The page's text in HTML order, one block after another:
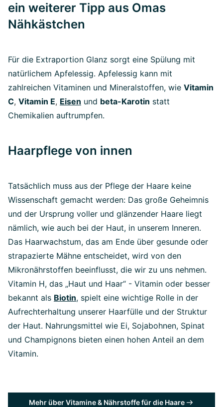
ein weiterer Tipp aus Omas
Nähkästchen
Für die Extraportion Glanz sorgt eine Spülung mit
natürlichem Apfelessig. Apfelessig kann mit
zahlreichen Vitaminen und Mineralstoffen, wie Vitamin
C, Vitamin E, Eisen und beta-Karotin statt
Chemikalien auftrumpfen.
Haarpflege von innen
Tatsächlich muss aus der Pflege der Haare keine
Wissenschaft gemacht werden: Das große Geheimnis
und der Ursprung voller und glänzender Haare liegt
nämlich, wie auch bei der Haut, in unserem Inneren.
Das Haarwachstum, das am Ende über gesunde oder
strapazierte Mähne entscheidet, wird von den
Mikronährstoffen beeinflusst, die wir zu uns nehmen.
Vitamin H, das „Haut und Haar“ - Vitamin oder besser
bekannt als Biotin, spielt eine wichtige Rolle in der
Aufrechterhaltung unserer Haarfülle und der Struktur
der Haut. Nahrungsmittel wie Ei, Sojabohnen, Spinat
und Champignons bieten einen hohen Anteil an dem
Vitamin.
Mehr über Vitamine & Nährstoffe für die Haare